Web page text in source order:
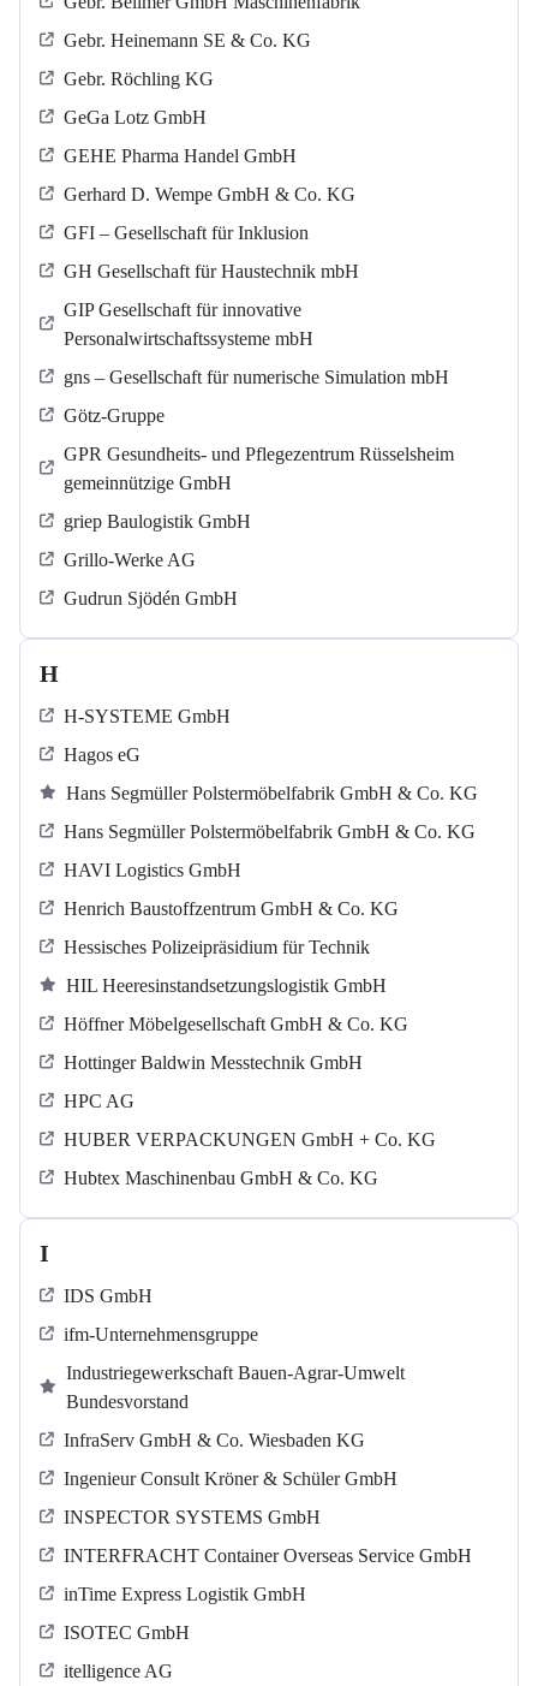
Gebr. Heinemann SE & Co. KG
Gebr. Röchling KG
GeGa Lotz GmbH
GEHE Pharma Handel GmbH
Gerhard D. Wempe GmbH & Co. KG
GFI – Gesellschaft für Inklusion
GH Gesellschaft für Haustechnik mbH
GIP Gesellschaft für innovative
Personalwirtschaftssysteme mbH
gns – Gesellschaft für numerische Simulation mbH
Götz-Gruppe
GPR Gesundheits- und Pflegezentrum Rüsselsheim
gemeinnützige GmbH
griep Baulogistik GmbH
Grillo-Werke AG
Gudrun Sjödén GmbH
H
H-SYSTEME GmbH
Hagos eG
Hans Segmüller Polstermöbelfabrik GmbH & Co. KG
Hans Segmüller Polstermöbelfabrik GmbH & Co. KG
HAVI Logistics GmbH
Henrich Baustoffzentrum GmbH & Co. KG
Hessisches Polizeipräsidium für Technik
HIL Heeresinstandsetzungslogistik GmbH
Höffner Möbelgesellschaft GmbH & Co. KG
Hottinger Baldwin Messtechnik GmbH
HPC AG
HUBER VERPACKUNGEN GmbH + Co. KG
Hubtex Maschinenbau GmbH & Co. KG
I
IDS GmbH
ifm-Unternehmensgruppe
Industriegewerkschaft Bauen-Agrar-Umwelt
Bundesvorstand
InfraServ GmbH & Co. Wiesbaden KG
Ingenieur Consult Kröner & Schüler GmbH
INSPECTOR SYSTEMS GmbH
INTERFRACHT Container Overseas Service GmbH
inTime Express Logistik GmbH
ISOTEC GmbH
itelligence AG